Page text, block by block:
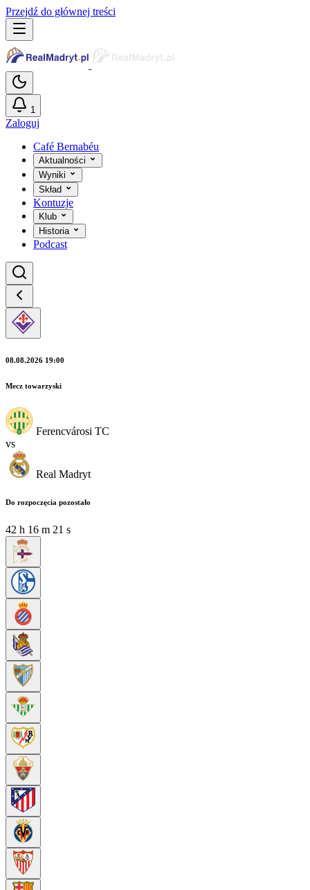
Przejdź do głównej treści
1
Zaloguj
Café Bernabéu
Aktualności
Wyniki
Skład
Kontuzje
Klub
Historia
Podcast
08.08.2026 19:00
Mecz towarzyski
Ferencvárosi TC
vs
Real Madryt
Do rozpoczęcia pozostało
42 h 16 m 20 s